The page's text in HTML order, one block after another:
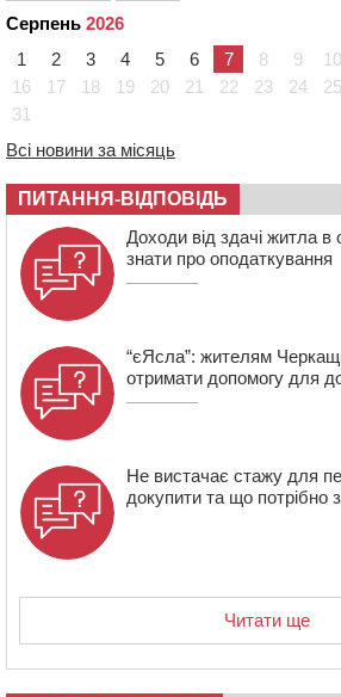
Провокував конфлікт і
прокоментували скандал із
чоловіка у Тальному
13:27 На Звенигородщині чоловік до
річного односельця
12:57 У Черкасах СБУ викрила
агітаторку, яка закликала до
Серпень 2026
1
2 3 4 5 6 7 8 9 10
16
17 18 19 20 21 22 23 24 25
31
Всі новини за місяць
ПИТАННЯ-ВІДПОВІДЬ
Доходи від здачі житла в
знати про оподаткування
“єЯсла”: жителям
отримати допомогу для
Не вистачає стажу для
докупити та що потрібно
Читати ще